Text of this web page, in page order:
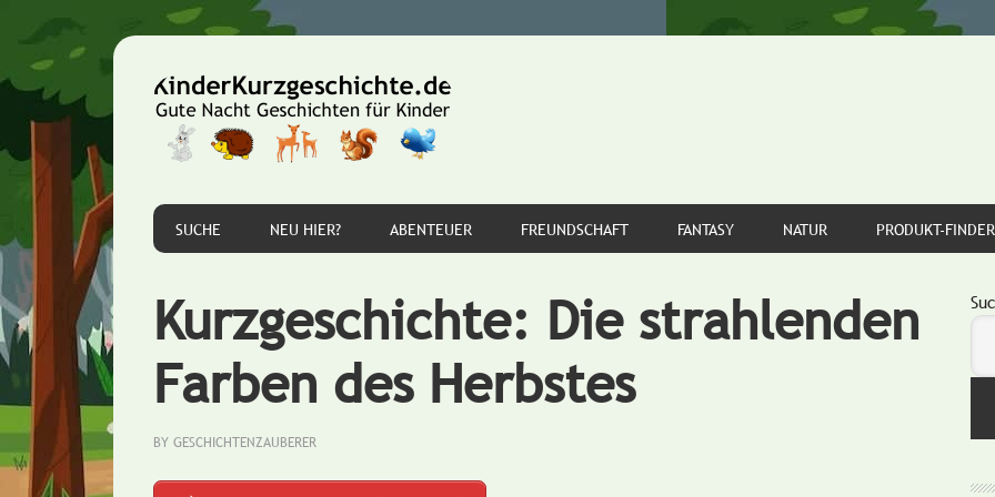
Hauptnavigation
springen
springen
Seitenspalte
springen
SUCHE NEU HIER? ABENTEUER FREUNDSCHAFT FANTASY NATUR PRODUKT-FINDER
Kurzgeschichte: Die strahlenden
Farben des Herbstes
BY GESCHICHTENZAUBERER